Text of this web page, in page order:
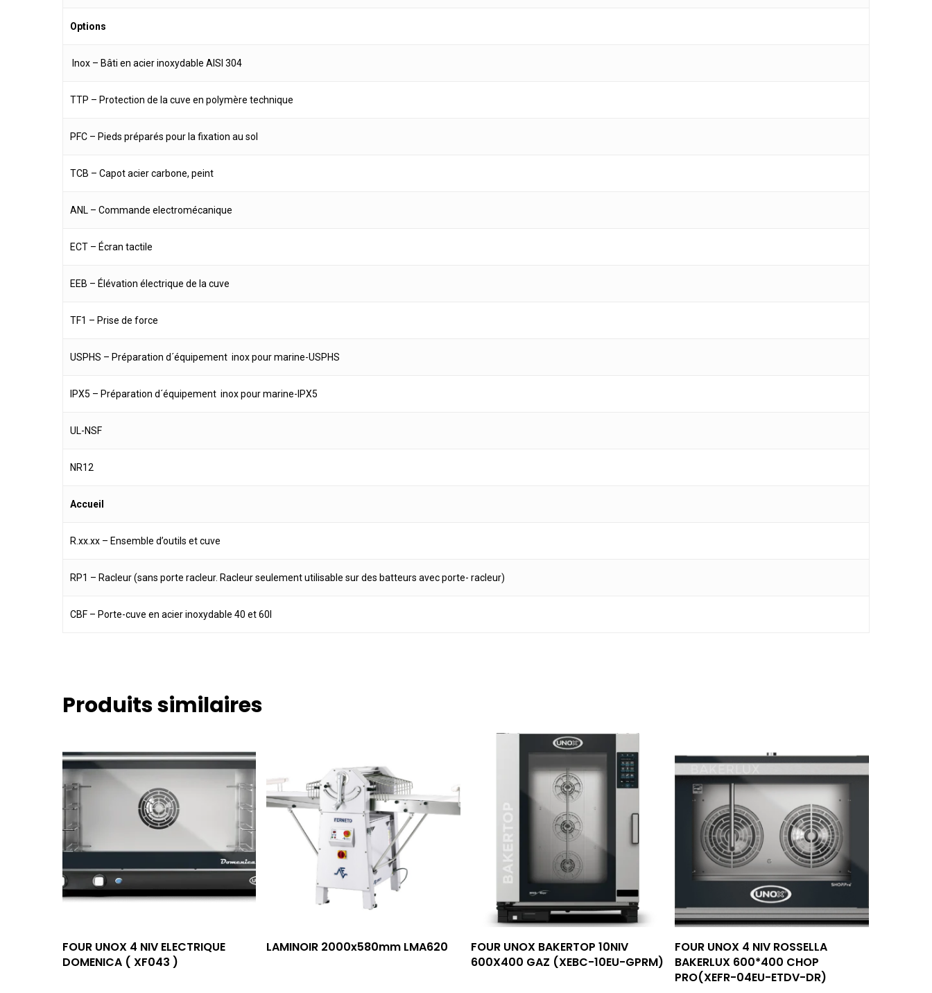
Options
Inox – Bâti en acier inoxydable AISI 304
TTP – Protection de la cuve en polymère technique
PFC – Pieds préparés pour la fixation au sol
TCB – Capot acier carbone, peint
ANL – Commande electromécanique
ECT – Écran tactile
EEB – Élévation électrique de la cuve
TF1 – Prise de force
USPHS – Préparation d´équipement inox pour marine-USPHS
IPX5 – Préparation d´équipement inox pour marine-IPX5
UL-NSF
NR12
Accueil
R.xx.xx – Ensemble d’outils et cuve
RP1 – Racleur (sans porte racleur. Racleur seulement utilisable sur des batteurs avec porte- racleur)
CBF – Porte-cuve en acier inoxydable 40 et 60l
Produits similaires
Lire La Suite
FOUR UNOX 4 NIV ELECTRIQUE
DOMENICA ( XF043 )
Lire La Suite
LAMINOIR 2000x580mm LMA620 Lire La Suite
FOUR UNOX BAKERTOP 10NIV
600X400 GAZ (XEBC-10EU-GPRM)
Lire La Suite
FOUR UNOX 4 NIV ROSSELLA
BAKERLUX 600*400 CHOP
PRO(XEFR-04EU-ETDV-DR)